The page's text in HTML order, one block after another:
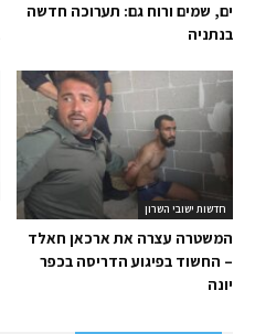
ים, שמים ורוח גם: תערוכה חדשה
בנתניה
חדשות ישובי השרון
המשטרה עצרה את ארכאן חאלד
– החשוד בפיגוע הדריסה בכפר
יונה